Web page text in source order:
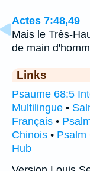
Actes 7:48,49
Mais le Très-
de main
Links
Psaume 68:5
Multilingue •
Français •
Chinois • Psalm
Hub